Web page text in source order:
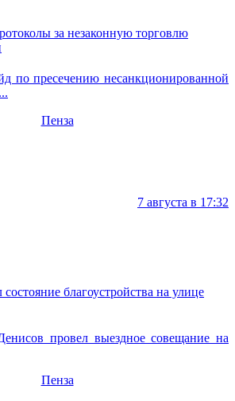
за незаконную торговлю
по пресечению несанкционированной
Пенза
7 августа в 17:32
благоустройства на улице
провел выездное совещание на
Пенза